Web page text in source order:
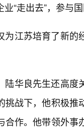
“走出去”，参与
为江苏培育了新的
陆华良先生还高
挑战下，他积极
合作。他带领外